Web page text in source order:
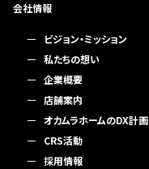
会社情報
ビジョン・ミッション
私たちの想い
企業概要
店舗案内
オカムラホームのDX計画
CRS活動
採用情報